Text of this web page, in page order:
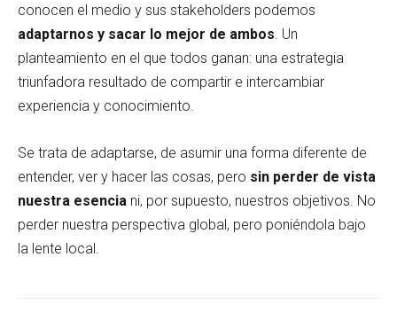
conocen el medio y sus stakeholders podemos
adaptarnos y sacar lo mejor de ambos . Un
planteamiento en el que todos ganan: una estrategia
triunfadora resultado de compartir e intercambiar
experiencia y conocimiento.
Se trata de adaptarse, de asumir una forma diferente de
entender, ver y hacer las cosas, pero sin perder de vista
nuestra esencia ni, por supuesto, nuestros objetivos. No
perder nuestra perspectiva global, pero poniéndola bajo
la lente local.